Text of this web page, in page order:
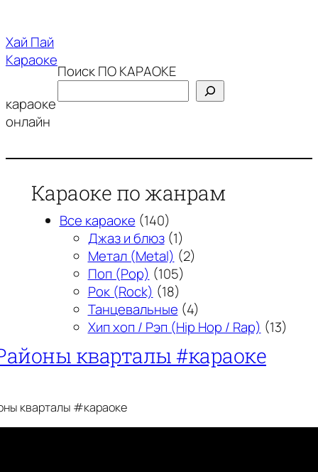
содержимому
Хай Пай
Караоке
караоке
онлайн
Поиск ПО КАРАОКЕ
Караоке по жанрам
Все караоке (140)
Джаз и блюз(1)
Метал (Metal) (2)
Поп (Pop) (105)
Рок (Rock) (18)
Танцевальные (4)
Хип хоп / Рэп (Hip Hop / Rap) (13)
кварталы #караоке
кварталы #караоке